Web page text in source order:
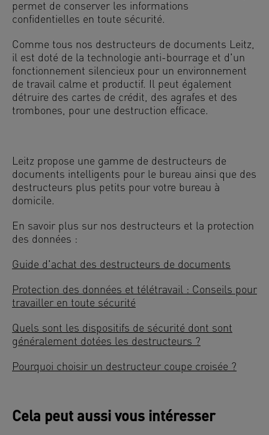
permet de conserver les informations
confidentielles en toute sécurité.
Comme tous nos destructeurs de documents Leitz,
il est doté de la technologie anti-bourrage et d'un
fonctionnement silencieux pour un environnement
de travail calme et productif. Il peut également
détruire des cartes de crédit, des agrafes et des
trombones, pour une destruction efficace.
Leitz propose une gamme de destructeurs de
documents intelligents pour le bureau ainsi que des
destructeurs plus petits pour votre bureau à
domicile.
En savoir plus sur nos destructeurs et la protection
des données :
Guide d'achat des destructeurs de documents
Protection des données et télétravail : Conseils pour
travailler en toute sécurité
Quels sont les dispositifs de sécurité dont sont
généralement dotées les destructeurs ?
Pourquoi choisir un destructeur coupe croisée ?
Cela peut aussi vous intéresser